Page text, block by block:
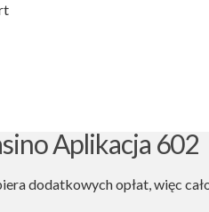
Aplikacja 602
dodatkowych opłat, więc